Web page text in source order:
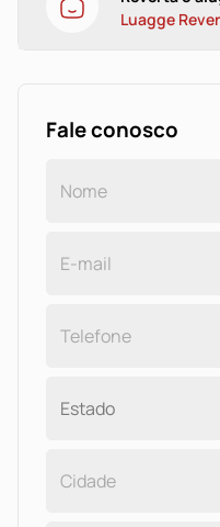
Andar Térreo: Apto
estocagem de carga.
2° Andar: Refeitório
Pátio:
Portão automático de
Subestação de energia
Luagge
Fale conosco